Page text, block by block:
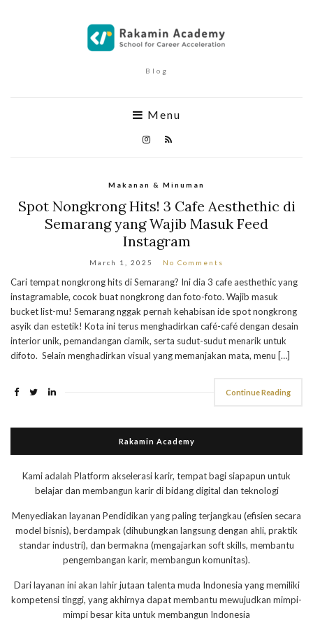
Blog
Menu
Makanan & Minuman
Spot Nongkrong Hits! 3 Cafe Aesthethic di
Semarang yang Wajib Masuk Feed
Instagram
March 1, 2025 No Comments
Cari tempat nongkrong hits di Semarang? Ini dia 3 cafe aesthethic yang
instagramable, cocok buat nongkrong dan foto-foto. Wajib masuk
bucket list-mu! Semarang nggak pernah kehabisan ide spot nongkrong
asyik dan estetik! Kota ini terus menghadirkan café-café dengan desain
interior unik, pemandangan ciamik, serta sudut-sudut menarik untuk
difoto. Selain menghadirkan visual yang memanjakan mata, menu […]
Continue Reading
Rakamin Academy
Kami adalah Platform akselerasi karir, tempat bagi siapapun untuk
belajar dan membangun karir di bidang digital dan teknologi
Menyediakan layanan Pendidikan yang paling terjangkau (efisien secara
model bisnis), berdampak (dihubungkan langsung dengan ahli, praktik
standar industri), dan bermakna (mengajarkan soft skills, membantu
pengembangan karir, membangun komunitas).
Dari layanan ini akan lahir jutaan talenta muda Indonesia yang memiliki
kompetensi tinggi, yang akhirnya dapat membantu mewujudkan mimpi-
mimpi besar kita untuk membangun Indonesia